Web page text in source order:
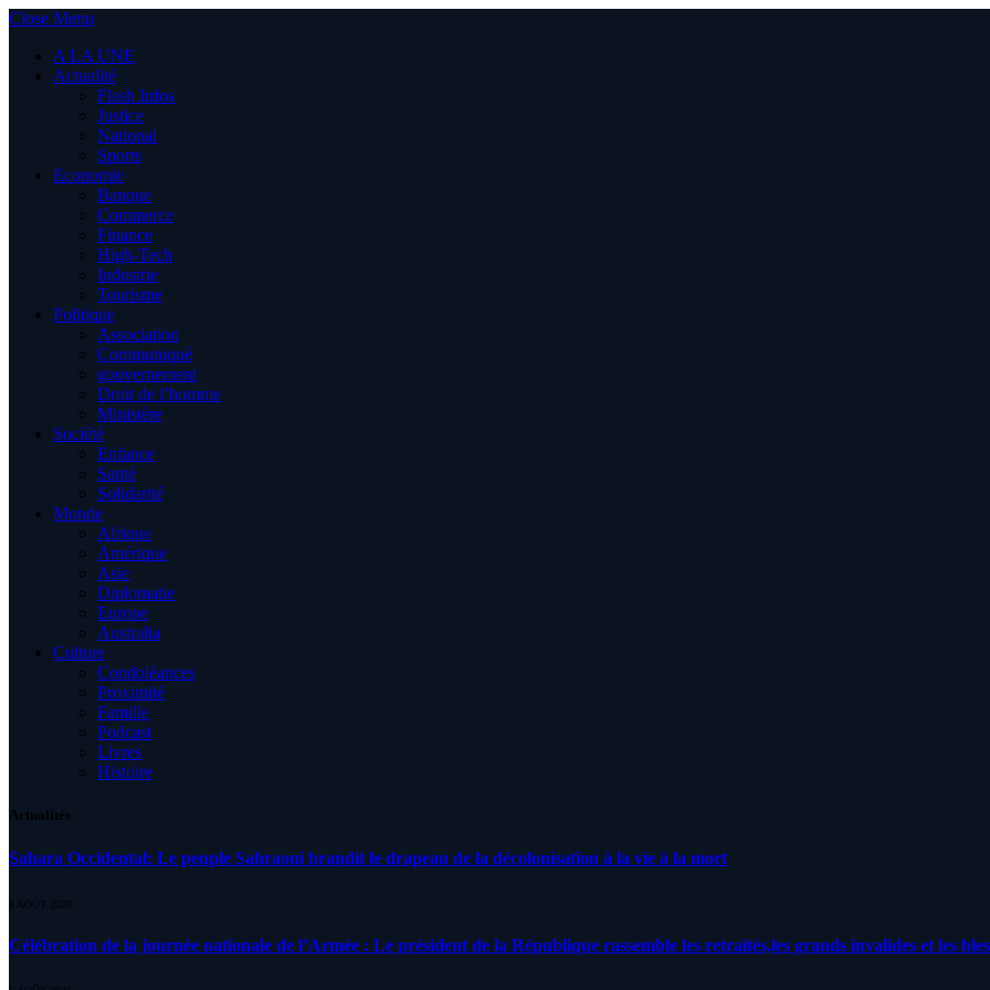
Close Menu
A LA UNE
Actualité
Flash Infos
Justice
National
Sports
Economie
Banque
Commerce
Finance
High-Tech
Industrie
Tourisme
Politique
Association
Communiqué
gouvernement
Droit de l’homme
Ministère
Société
Enfance
Santé
Solidarité
Monde
Afrique
Amérique
Asie
Diplomatie
Europe
Australia
Culture
Condoléances
Proximité
Famille
Podcast
Livres
Histoire
Actualités
Sahara Occidental: Le peuple Sahraoui brandit le drapeau de la décolonisation à la vie à la mort
8 AOÛT 2026
Célébration de la journée nationale de l’Armée : Le président de la République rassemble les retraités,les grands invalides et les